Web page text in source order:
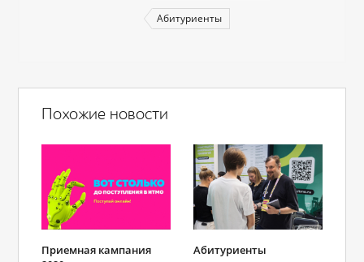
Абитуриенты
Похожие новости
Приемная кампания
Абитуриенты